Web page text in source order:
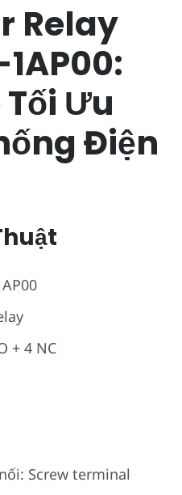
Relay
Ưu
Điện
+ 4 NC
Screw terminal